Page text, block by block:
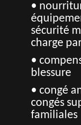
•
sécurité
charge
•
blessure
• congé
congés
familiales